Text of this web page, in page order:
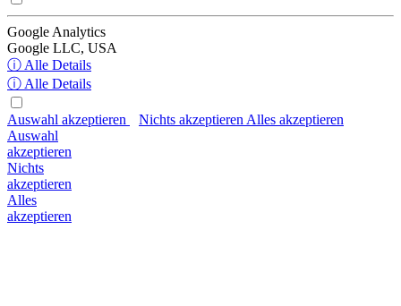
Google Analytics
Google LLC, USA
ⓘ Alle Details
ⓘ Alle Details
Auswahl akzeptieren Nichts akzeptieren Alles akzeptieren
Auswahl
akzeptieren
Nichts
akzeptieren
Alles
akzeptieren